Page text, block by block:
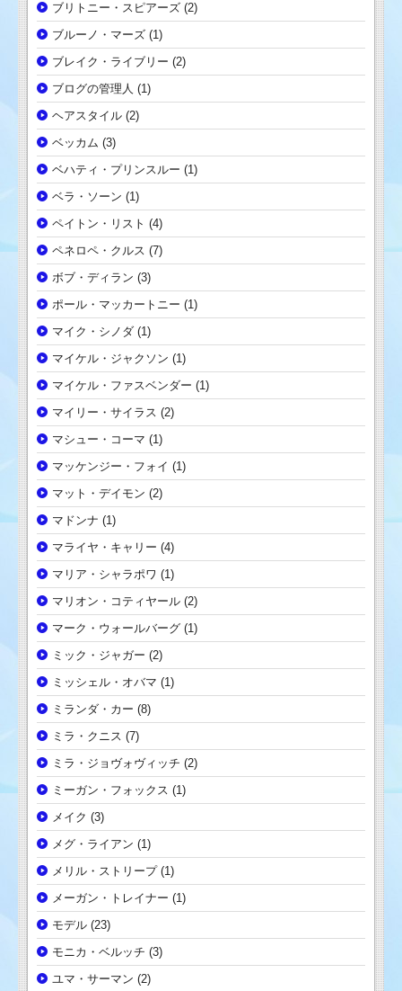
ブリトニー・スピアーズ (2)
ブルーノ・マーズ (1)
ブレイク・ライブリー (2)
ブログの管理人 (1)
ヘアスタイル (2)
ベッカム (3)
ベハティ・プリンスルー (1)
ベラ・ソーン (1)
ペイトン・リスト (4)
ペネロペ・クルス (7)
ボブ・ディラン (3)
ポール・マッカートニー (1)
マイク・シノダ (1)
マイケル・ジャクソン (1)
マイケル・ファスベンダー (1)
マイリー・サイラス (2)
マシュー・コーマ (1)
マッケンジー・フォイ (1)
マット・デイモン (2)
マドンナ (1)
マライヤ・キャリー (4)
マリア・シャラポワ (1)
マリオン・コティヤール (2)
マーク・ウォールバーグ (1)
ミック・ジャガー (2)
ミッシェル・オバマ (1)
ミランダ・カー (8)
ミラ・クニス (7)
ミラ・ジョヴォヴィッチ (2)
ミーガン・フォックス (1)
メイク (3)
メグ・ライアン (1)
メリル・ストリープ(1)
メーガン・トレイナー (1)
モデル (23)
モニカ・ベルッチ (3)
ユマ・サーマン (2)